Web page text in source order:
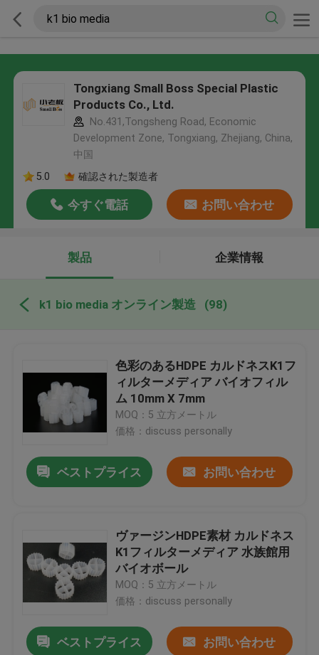
Tongxiang Small Boss Special Plastic
Products Co., Ltd.
No.431,Tongsheng Road, Economic
Development Zone, Tongxiang, Zhejiang, China,
中国
5.0
確認された製造者
今すぐ電話 お問い合わせ
製品 企業情報
k1 bio media オンライン製造 (98)
色彩のあるHDPE カルドネスK1フ
ィルターメディア バイオフィル
ム 10mm X 7mm
MOQ：5 立方メートル
価格：discuss personally
ベストプライス お問い合わせ
ヴァージンHDPE素材 カルドネス
K1フィルターメディア 水族館用
バイオボール
MOQ：5 立方メートル
価格：discuss personally
ベストプライス お問い合わせ